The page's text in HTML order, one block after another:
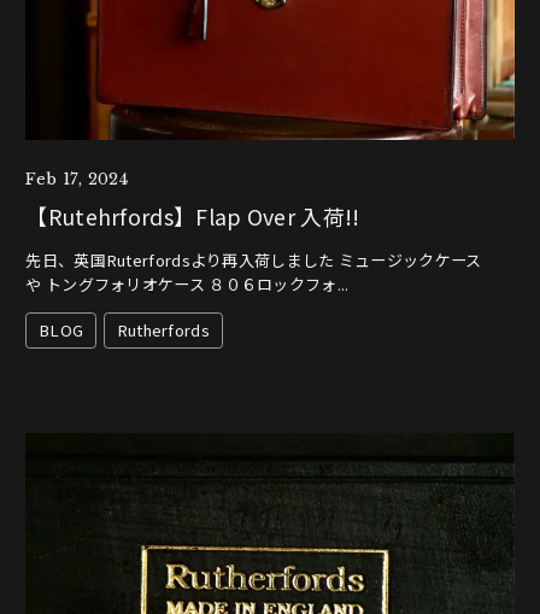
Feb 17, 2024
【Rutehrfords】Flap Over 入荷!!
先日、英国Ruterfordsより再入荷しました ミュージックケース
や トングフォリオケース ８０６ロックフォ...
BLOG Rutherfords